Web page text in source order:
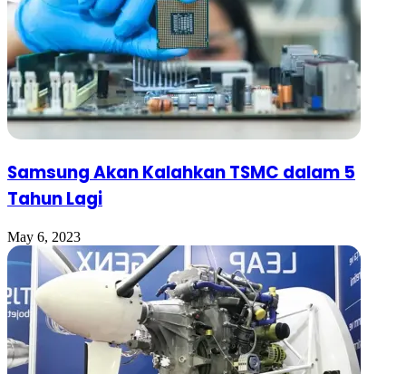
Samsung Akan Kalahkan TSMC dalam 5
Tahun Lagi
May 6, 2023